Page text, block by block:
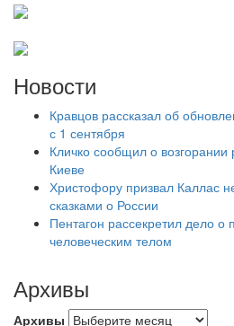
Новости
Кравцов рассказал об
с 1 сентября
Кличко сообщил о возгорании
Киеве
Христофору призвал Каллас
сказками о России
Пентагон рассекретил дело
человеческим телом
Архивы
Архивы